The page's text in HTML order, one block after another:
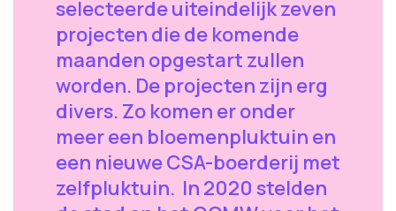
selecteerde uiteindelijk zeven
projecten die de komende
maanden opgestart zullen
worden. De projecten zijn erg
divers. Zo komen er onder
meer een bloemenpluktuin en
een nieuwe CSA-boerderij met
zelfpluktuin. In 2020 stelden